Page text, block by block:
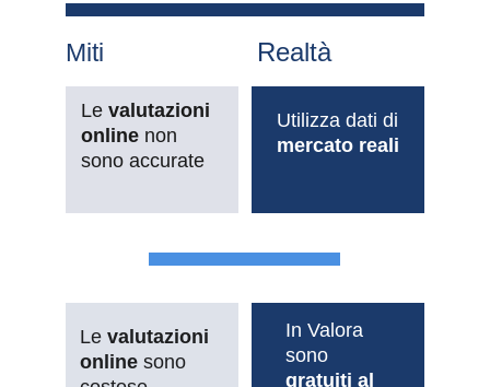
Miti Realtà
Le valutazioni
online non
sono accurate
Le valutazioni
online sono
Utilizza dati di
mercato reali
In Valora
sono
gratuiti al